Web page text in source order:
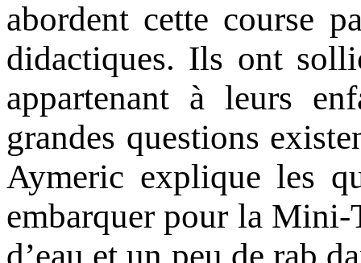
abordent cette course
didactiques. Ils ont
appartenant à leurs
grandes questions
Aymeric explique les
embarquer pour la Mini-
d’eau et un peu de rab